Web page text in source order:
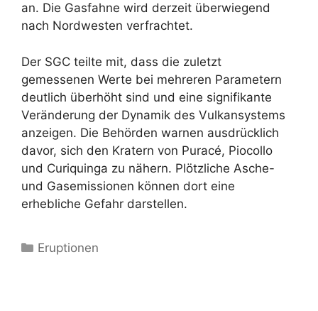
an. Die Gasfahne wird derzeit überwiegend
nach Nordwesten verfrachtet.
Der SGC teilte mit, dass die zuletzt
gemessenen Werte bei mehreren Parametern
deutlich überhöht sind und eine signifikante
Veränderung der Dynamik des Vulkansystems
anzeigen. Die Behörden warnen ausdrücklich
davor, sich den Kratern von Puracé, Piocollo
und Curiquinga zu nähern. Plötzliche Asche-
und Gasemissionen können dort eine
erhebliche Gefahr darstellen.
Kategorien
Eruptionen